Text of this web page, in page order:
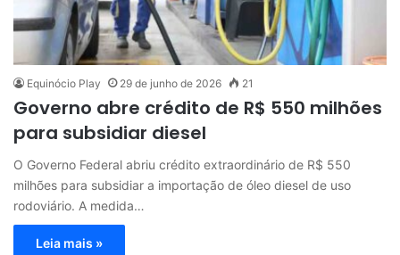
Equinócio Play 29 de junho de 2026 21
Governo abre crédito de R$ 550 milhões
para subsidiar diesel
O Governo Federal abriu crédito extraordinário de R$ 550
milhões para subsidiar a importação de óleo diesel de uso
rodoviário. A medida…
Leia mais »